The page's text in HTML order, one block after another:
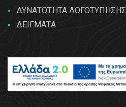
ΔΥΝΑΤΟΤΗΤΑ ΛΟΓΟΤΥΠΗΣΗΣ
ΔΕΙΓΜΑΤΑ